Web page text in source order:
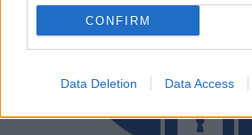
CONFIRM
Data Deletion Data Access